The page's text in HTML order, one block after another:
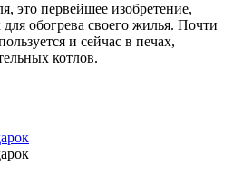
это первейшее изобретение,
обогрева своего жилья. Почти
и сейчас в печах,
котлов.